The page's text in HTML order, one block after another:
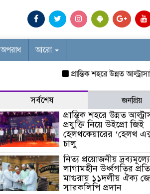
অপরাধ আরো
প্রান্তিক শহরে উন্নত
সর্বশেষ জনপ্রিয়
প্রান্তিক শহরে উন্নত
প্রযুক্তি নিয়ে উইপ্রো জিই
হেলথকেয়ারের ‘হেলথ
চালু
নিত্য প্রয়োজনীয়
লাগামহীন উর্ধ্বগতির
মাগুরায় ১১দলীয় ঐক্য
স্মারকলিপি প্রদান